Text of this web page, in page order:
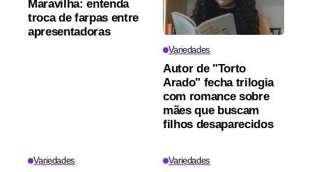
Maravilha: entenda
troca de farpas entre
apresentadoras
Variedades
Autor de "Torto
Arado" fecha trilogia
com romance sobre
mães que buscam
filhos desaparecidos
Variedades Variedades